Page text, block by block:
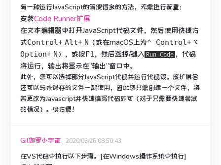
有一种运行JavaScript的简便得多的方法，无需进行配置：
安装Code Runner扩展
在文本编辑器中打开JavaScript代码文件，然后使用快捷方
式Control+ Alt+ N （或在macOS上为⌃ Control+ ⌥
Option+ N），或按F1，然后选择/键入 Run Code ，代码
将运行，输出将显示在“输出”窗口中。
此外，您可以选择部分JavaScript代码并运行代码段。 该扩展名
还可以与未保存的文件一起使用，因此您只需创建一个文件，将
其更改为Javascript并快速编写代码即可（对于只需要快速尝试
的情况）。 很方便！
Gil伽罗小宇宙 2020/03/26 08:50:43
在VS代码中执行以下步骤。[在Windows操作系统中执行]